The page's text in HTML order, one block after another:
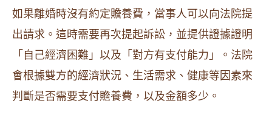
如果離婚時沒有約定贍養費，當事人可以向法院提
出請求。這時需要再次提起訴訟，並提供證據證明
「自己經濟困難」以及「對方有支付能力」。法院
會根據雙方的經濟狀況、生活需求、健康等因素來
判斷是否需要支付贍養費，以及金額多少。